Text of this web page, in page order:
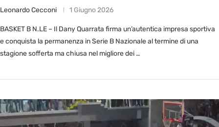
Leonardo Cecconi 1 Giugno 2026
BASKET B N.LE – Il Dany Quarrata firma un’autentica impresa sportiva
e conquista la permanenza in Serie B Nazionale al termine di una
stagione sofferta ma chiusa nel migliore dei …